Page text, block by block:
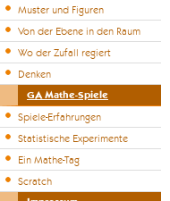
Muster und Figuren
Von der Ebene in den Raum
Wo der Zufall regiert
Denken
GA Mathe-Spiele
Spiele-Erfahrungen
Statistische Experimente
Ein Mathe-Tag
Scratch